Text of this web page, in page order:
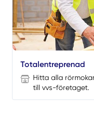
Totalentreprenad
Hitta alla
till vvs-företaget.